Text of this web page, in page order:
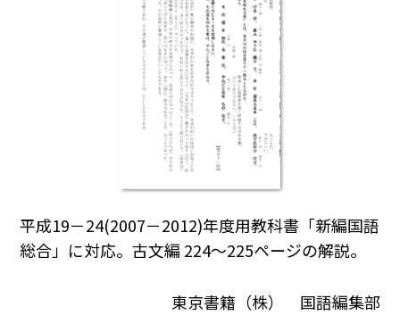
平成19－24(2007－2012)年度用教科書「新編国語
総合」に対応。古文編 224～225ページの解説。
東京書籍（株） 国語編集部